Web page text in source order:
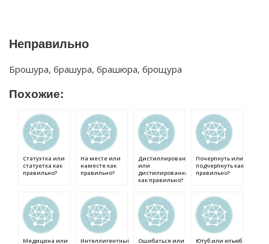
Неправильно
Брошура, брашура, брашюра, брощура
Похожие:
Статуэтка или
статуетка как
правильно?
На месте или
наместе как
правильно?
Дистиллированная
или
дистилированная
как правильно?
Почерпнуть или
подчерпнуть как
правильно?
Медицина или
Интеллигентный
Ошибаться или
Ютуб или ютьюб